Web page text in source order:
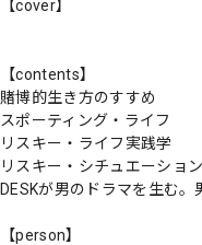
【cover】
【contents】
賭博的生き方のすすめ
スポーティング・ライフ
リスキー・ライフ実践学
リスキー・シチュエーション
DESKが男のドラマを生む
【person】